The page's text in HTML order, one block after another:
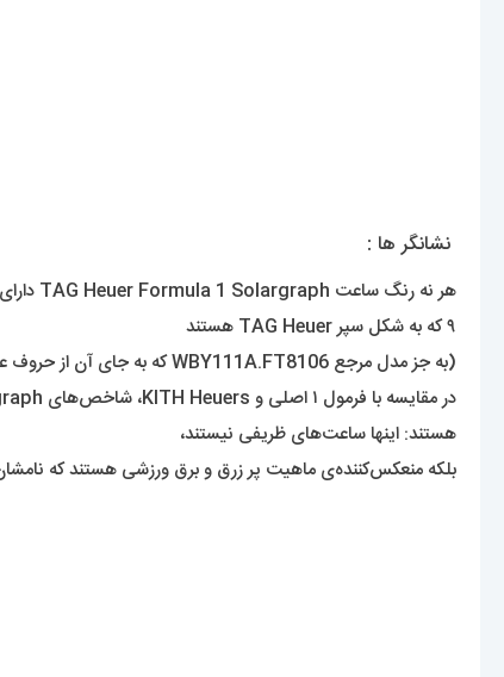
نشانگر ها :
۹ که به شکل سپر TAG Heuer هستند
(به جز مدل مرجع WBY111A.FT8106 که به جای آن از حروف عربی پر شده با لومینوا استفاده می‌کند) و یک پنجره تاریخ در موقعیت ساعت ۳. عقربه‌های به سبک مرسدس نیز دوباره در این ساعت حضور دارند.
هستند: اینها ساعت‌های ظریفی نیستند،
بلکه منعکس‌کننده‌ی ماهیت پر زرق و برق ورزشی هستند که